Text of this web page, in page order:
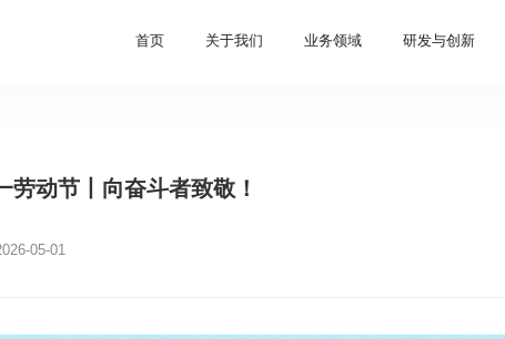
首页 关于我们 业务领域 研发与创新
劳动节丨向奋斗者致敬！
05-01